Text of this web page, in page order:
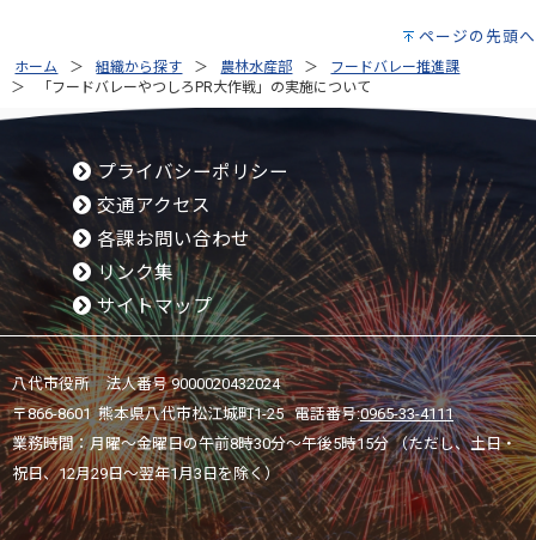
ページの先頭へ
ホーム 組織から探す 農林水産部
フードバレー推進課
「フードバレーやつしろPR大作戦」の実施について
プライバシーポリシー
交通アクセス
各課お問い合わせ
リンク集
サイトマップ
八代市役所 法人番号 9000020432024
〒866-8601 熊本県八代市松江城町1-25 電話番号:0965-33-4111
業務時間：月曜～金曜日の午前8時30分～午後5時15分 （ただし、土日・
祝日、12月29日～翌年1月3日を除く）